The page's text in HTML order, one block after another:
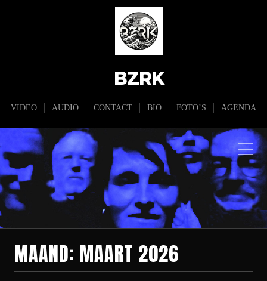
BZRK
VIDEO AUDIO CONTACT BIO FOTO’S AGENDA
MAAND: MAART 2026